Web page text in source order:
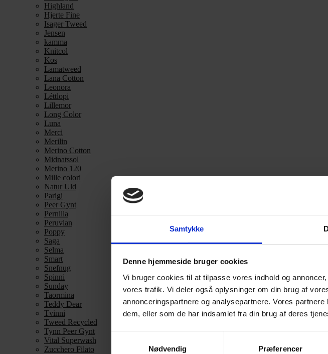
Samtykke
Denne hjemmeside bruger cookies
Vi bruger cookies til at tilpasse vores indhold og
vores trafik. Vi deler også oplysninger om din brug af
annonceringspartnere og analysepartnere. Vores
dem, eller som de har indsamlet fra din brug af deres
Nødvendig
Præferencer
Highland
Hjerte Fine
Isager Tweed
Jensen
kamma
Knitcol
Kos
Lamatweed
Lana Cotton
Leonora
Léttlopi
Lillemor
Long Color
Luna
Merci
Merilin
Merino Cotton
Midnatssol
Merino 120
Mille colori
Natur Uld
Parigi
Peer Gynt
Pernilla
Peruvian
Poppy
Saga
Selma
Smart
Snefnug
Spinni
Sunday
Taormina
Teddy Dear
Tvinni
Tweed Recycled
Tynn Peer Gynt
Vital Superwash
Zucchero Filato